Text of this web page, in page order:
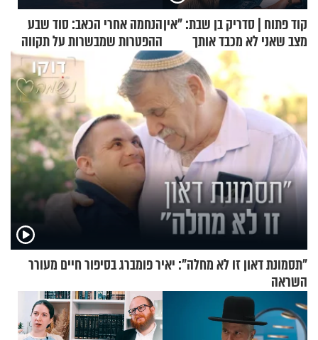
קוד פתוח | סדריק בן שבת: "אין
מצב שאני לא מכבד אותך
בבוקר בהנחת תפילין"
הנחמה אחרי הכאב: סוד שבע
ההפטרות שמבשרות על תקווה
וגאולה
"תסמונת דאון זו לא מחלה": יאיר פומברג בסיפור חיים מעורר
השראה